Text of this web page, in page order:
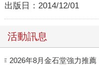
出版日： 2014/12/01
活動訊息
2026年8月金石堂強力推薦